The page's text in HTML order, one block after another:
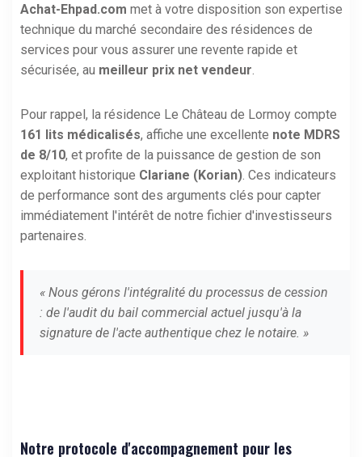
Achat-Ehpad.com met à votre disposition son expertise
technique du marché secondaire des résidences de
services pour vous assurer une revente rapide et
sécurisée, au meilleur prix net vendeur.
Pour rappel, la résidence Le Château de Lormoy compte
161 lits médicalisés, affiche une excellente note MDRS
de 8/10, et profite de la puissance de gestion de son
exploitant historique Clariane (Korian). Ces indicateurs
de performance sont des arguments clés pour capter
immédiatement l'intérêt de notre fichier d'investisseurs
partenaires.
« Nous gérons l'intégralité du processus de cession
: de l'audit du bail commercial actuel jusqu'à la
signature de l'acte authentique chez le notaire. »
Notre protocole d'accompagnement pour les